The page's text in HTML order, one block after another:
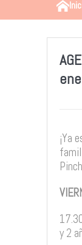
¡Ya
y 2